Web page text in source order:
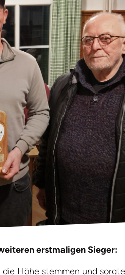
erstmaligen Sieger:
Höhe stemmen und